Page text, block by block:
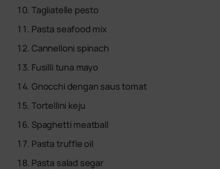
Tagliatelle pesto
Pasta seafood mix
Cannelloni spinach
Fusilli tuna mayo
Gnocchi dengan saus tomat
Tortellini keju
Spaghetti meatball
Pasta truffle oil
Pasta salad segar